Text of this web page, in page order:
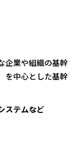
企業や組織の基幹
を中心とした基幹
ステムなど